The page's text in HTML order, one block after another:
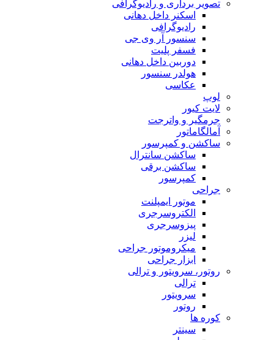
تصویر برداری و رادیوگرافی
اسکنر داخل دهانی
رادیوگرافی
سنسور آر وی جی
فسفر پلیت
دوربین داخل دهانی
هولدر سنسور
عکاسی
لوپ
لایت کیور
جرمگیر و واترجت
آمالگاماتور
ساکشن و کمپرسور
ساکشن سانترال
ساکشن برقی
کمپرسور
جراحی
موتور ایمپلنت
الکتروسرجری
پیزوسرجری
لیزر
میکروموتور جراحی
ابزار جراحی
روتور، سرویتور و ترالی
ترالی
سرویتور
روتور
کوره ها
سینتر